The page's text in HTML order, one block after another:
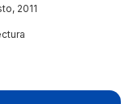
2011